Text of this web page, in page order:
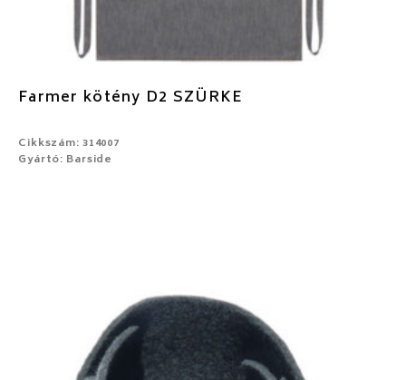
Farmer kötény D2 SZÜRKE
Cikkszám: 314007
Gyártó: Barside